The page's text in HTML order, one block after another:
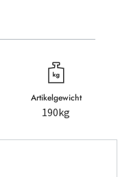
Artikelgewicht
190kg